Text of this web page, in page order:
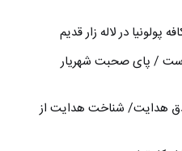
پولونیا در لاله زار قدیم
/ پای صحبت شهريار
هدایت/ شناخت هدایت از